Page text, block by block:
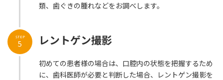
類、歯ぐきの腫れなどをお調べします。
レントゲン撮影
初めての患者様の場合は、口腔内の状態を把握するため
に、歯科医師が必要と判断した場合、レントゲン撮影を
STEP
5